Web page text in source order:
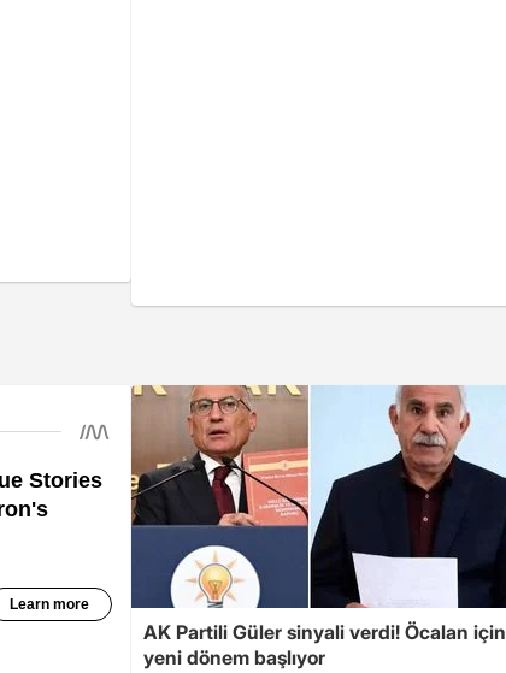
AK Partili Güler sinyali verdi! Öcalan için
yeni dönem başlıyor